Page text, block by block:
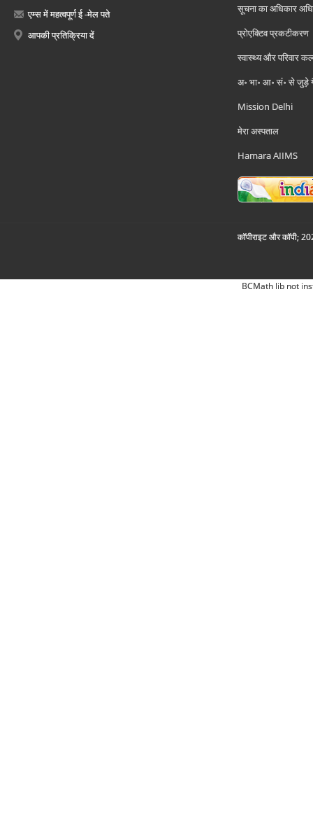
एम्स में महत्वपूर्ण ई -मेल पते
आपकी प्रतिक्रिया दें
सूचना का अधिकार
प्रोएक्टिव प्रकटीकरण
स्वास्थ्य और परिवार
अ॰ भा॰ आ॰ सं॰ से जुड़े
Mission Delhi
मेरा अस्पताल
Hamara AIIMS
कॉपीराइट और कॉपी;
BCMath lib not